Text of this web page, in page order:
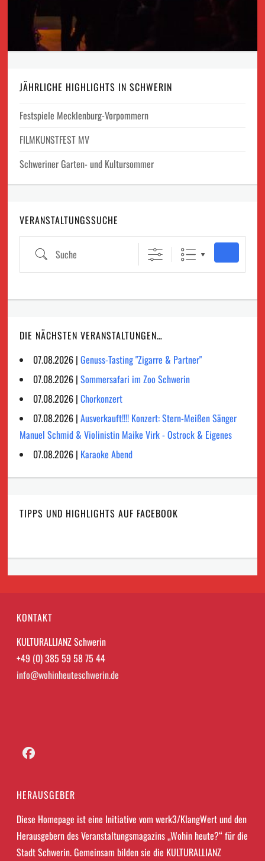
JÄHRLICHE HIGHLIGHTS IN SCHWERIN
Festspiele Mecklenburg-Vorpommern
FILMKUNSTFEST MV
Schweriner Garten- und Kultursommer
VERANSTALTUNGSSUCHE
Suche
DIE NÄCHSTEN VERANSTALTUNGEN…
07.08.2026 |Genuss-Tasting "Zigarre & Partner"
07.08.2026 |Sommersafari im Zoo Schwerin
07.08.2026 |Chorkonzert
07.08.2026 |Ausverkauft!!!! Konzert: Stern-Meißen Sänger
Manuel Schmid & Violinistin Maike Virk - Ostrock & Eigenes
07.08.2026 | Karaoke Abend
TIPPS UND HIGHLIGHTS AUF FACEBOOK
KONTAKT
KULTURALLIANZ Schwerin
+49 (0) 385 59 58 75 44
info@wohinheuteschwerin.de
HERAUSGEBER
Diese Homepage ist eine Initiative vom werk3/KlangWert und den
Herausgebern des Veranstaltungsmagazins „Wohin heute?“ für die
Stadt Schwerin. Gemeinsam bilden sie die KULTURALLIANZ